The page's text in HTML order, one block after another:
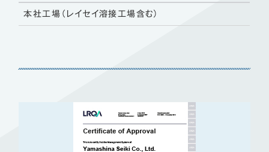
本社工場（レイセイ溶接工場含む）